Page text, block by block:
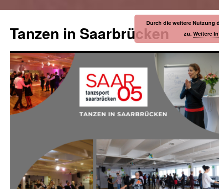
Tanzen in SaarbrückenDurch die weitere Nutzung
zu. Weitere